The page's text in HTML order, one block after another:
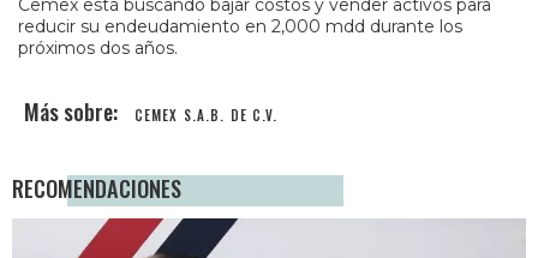
Cemex está buscando bajar costos y vender activos para
reducir su endeudamiento en 2,000 mdd durante los
próximos dos años.
CEMEX S.A.B. DE C.V.
RECOMENDACIONES